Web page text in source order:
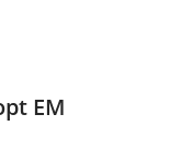
EM